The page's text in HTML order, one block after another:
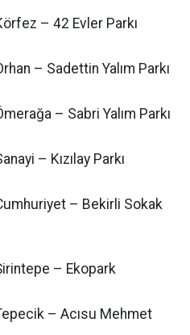
– 42 Evler Parkı
– Sadettin Yalım Parkı
– Sabri Yalım Parkı
– Kızılay Parkı
– Bekirli Sokak
– Ekopark
– Acısu Mehmet